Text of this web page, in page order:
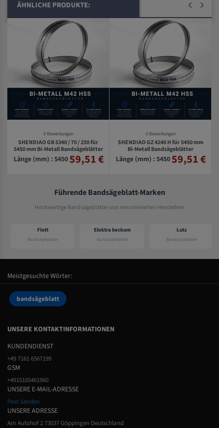
ÄHNLICHE PRODUKTE:
0 Bewertungen
SHENDIAO GB 5340 / 70 / 250 für
5450 mm Bi-Metall Bandsägeblätter
Länge (mm) : 545059,51 €
0 Bewertungen
SHENDIAO GZ 4240 H für 5450 mm
Bi-Metall Bandsägeblätter
Länge (mm) : 545059,51 €
Führende Bandsägeblatt-Marken
Hochwertige Bandsägeblätter von renommierten Herstellern
Flott
Bandsägeblätter
Elektra beckum
Bandsägeblätter
Lutz
Bandsägeblätter
Meistgesuchte Wörter:
bandsägeblatt
UNSERE KONTAKTINFORMATIONEN
KUNDENDIENST
+49 7161 6567199
GSM
+4915165461960
UNSERE E-MAIL-ADRESSE
Post Senden
UNSERE ADRESSE
Am Autohof 2 73037 Göppingen Deutschland